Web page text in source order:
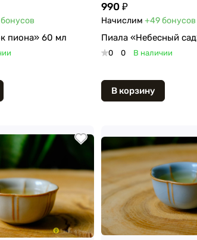
бонусов
пиона» 60 мл
990 ₽
Начислим +49бонусов
Пиала «Небесный
0 0 В наличии
В корзину